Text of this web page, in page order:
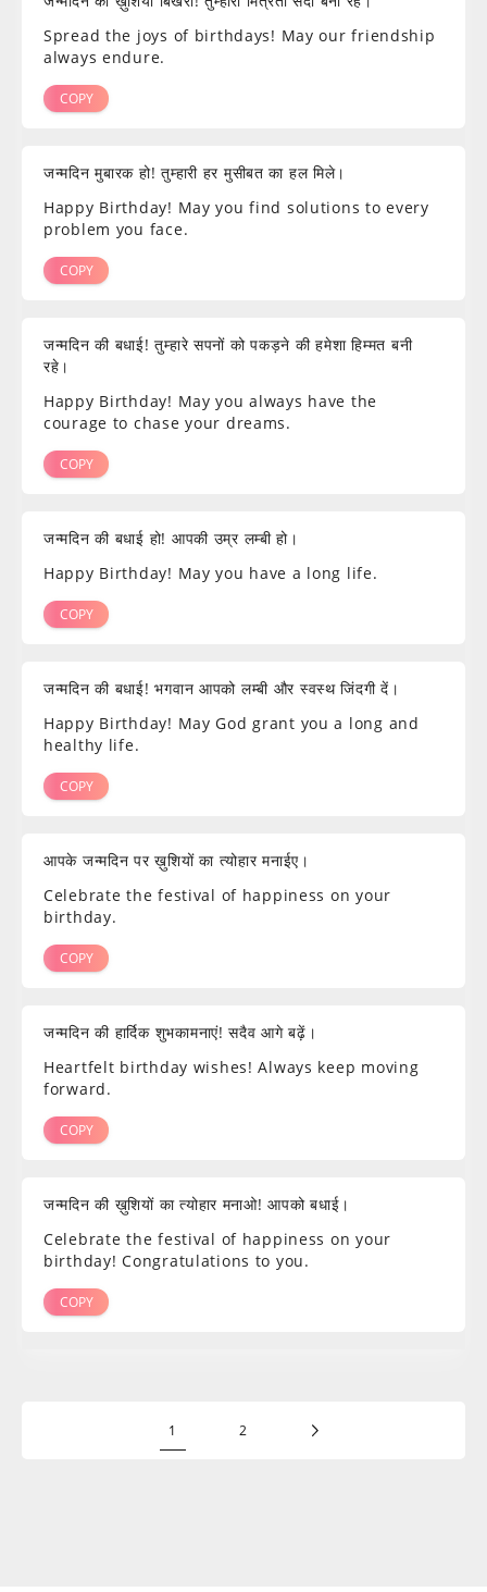
Spread the joys of birthdays! May our friendship
always endure.
COPY
जन्मदिन मुबारक हो! तुम्हारी हर मुसीबत का हल मिले।
Happy Birthday! May you find solutions to every
problem you face.
COPY
जन्मदिन की बधाई! तुम्हारे सपनों को पकड़ने की हमेशा हिम्मत बनी
रहे।
Happy Birthday! May you always have the
courage to chase your dreams.
COPY
जन्मदिन की बधाई हो! आपकी उम्र लम्बी हो।
Happy Birthday! May you have a long life.
COPY
जन्मदिन की बधाई! भगवान आपको लम्बी और स्वस्थ जिंदगी दें।
Happy Birthday! May God grant you a long and
healthy life.
COPY
आपके जन्मदिन पर ख़ुशियों का त्योहार मनाईए।
Celebrate the festival of happiness on your
birthday.
COPY
जन्मदिन की हार्दिक शुभकामनाएं! सदैव आगे बढ़ें।
Heartfelt birthday wishes! Always keep moving
forward.
COPY
जन्मदिन की ख़ुशियों का त्योहार मनाओ! आपको बधाई।
Celebrate the festival of happiness on your
birthday! Congratulations to you.
COPY
1 2